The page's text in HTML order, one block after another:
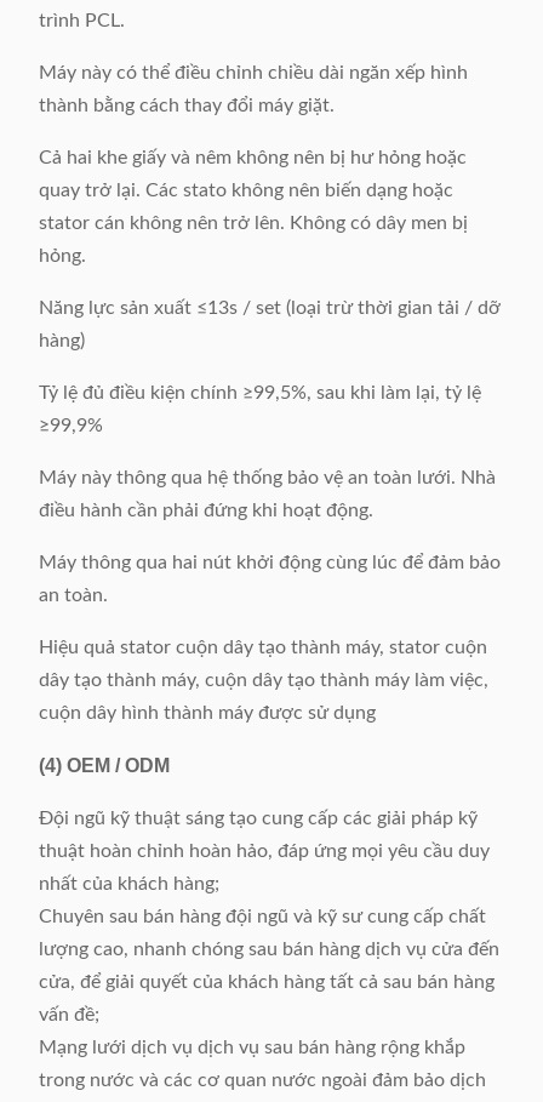
trình PCL.
Máy này có thể điều chỉnh chiều dài ngăn xếp hình
thành bằng cách thay đổi máy giặt.
Cả hai khe giấy và nêm không nên bị hư hỏng hoặc
quay trở lại. Các stato không nên biến dạng hoặc
stator cán không nên trở lên. Không có dây men bị
hỏng.
Năng lực sản xuất ≤13s / set (loại trừ thời gian tải / dỡ
hàng)
Tỷ lệ đủ điều kiện chính ≥99,5%, sau khi làm lại, tỷ lệ
≥99,9%
Máy này thông qua hệ thống bảo vệ an toàn lưới. Nhà
điều hành cần phải đứng khi hoạt động.
Máy thông qua hai nút khởi động cùng lúc để đảm bảo
an toàn.
Hiệu quả stator cuộn dây tạo thành máy, stator cuộn
dây tạo thành máy, cuộn dây tạo thành máy làm việc,
cuộn dây hình thành máy được sử dụng
(4) OEM / ODM
Đội ngũ kỹ thuật sáng tạo cung cấp các giải pháp kỹ
thuật hoàn chỉnh hoàn hảo, đáp ứng mọi yêu cầu duy
nhất của khách hàng;
Chuyên sau bán hàng đội ngũ và kỹ sư cung cấp chất
lượng cao, nhanh chóng sau bán hàng dịch vụ cửa đến
cửa, để giải quyết của khách hàng tất cả sau bán hàng
vấn đề;
Mạng lưới dịch vụ dịch vụ sau bán hàng rộng khắp
trong nước và các cơ quan nước ngoài đảm bảo dịch